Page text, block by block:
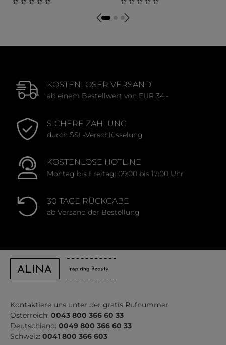
Durchschnittliche Bewertung von 0 von 5 Sternen
Durchschnittliche
KOSTENLOSER VERSAND
ab einem Bestellwert von EUR 34,-
SICHERE ZAHLUNG
durch SSL-Verschlüsselung
KOSTENLOSE HOTLINE
Montag bis Freitag: 09:00 bis 17:00 Uhr
30 TAGE RÜCKGABE
ab Versand der Bestellung
Kontaktiere uns unter der gratis Rufnummer:
Österreich: 0043 800 366 60 33
Deutschland: 0049 800 366 60 33
Schweiz: 0041 800 366 603